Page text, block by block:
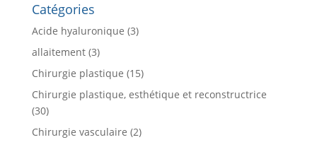
Catégories
Acide hyaluronique (3)
allaitement(3)
Chirurgie plastique (15)
Chirurgie plastique, esthétique et reconstructrice
(30)
Chirurgie vasculaire (2)